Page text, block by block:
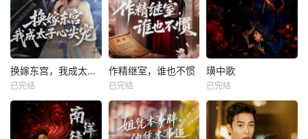
换嫁东宫，我成太子心尖宠
已完结
作精继室，谁也不惯
已完结
璜中歌
已完结